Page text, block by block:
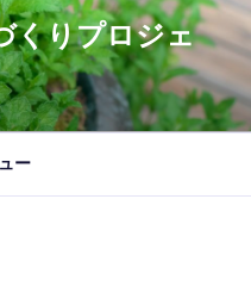
くりプロジェ
ー